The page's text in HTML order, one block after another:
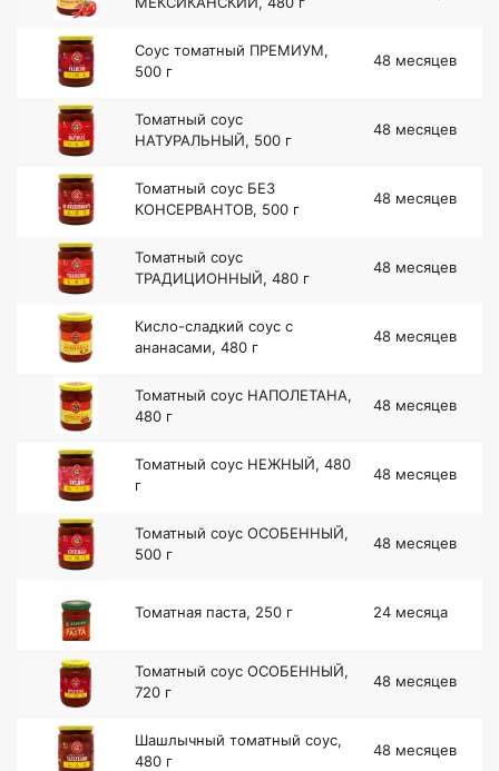
Соус томатный ПРЕМИУМ,
500 г
48 месяцев
Томатный соус
НАТУРАЛЬНЫЙ, 500 г
48 месяцев
Томатный соус БЕЗ
КОНСЕРВАНТОВ, 500 г
48 месяцев
Томатный соус
ТРАДИЦИОННЫЙ, 480 г
48 месяцев
Кисло-сладкий соус с
ананасами, 480 г
48 месяцев
Томатный соус НАПОЛЕТАНА,
480 г
48 месяцев
Томатный соус НЕЖНЫЙ, 480
г
48 месяцев
Томатный соус ОСОБЕННЫЙ,
500 г
48 месяцев
Томатная паста, 250 г 24 месяца
Томатный соус ОСОБЕННЫЙ,
720 г
48 месяцев
Шашлычный томатный соус,
480 г
48 месяцев